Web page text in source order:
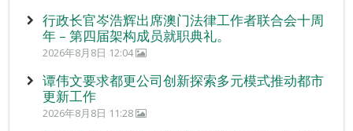
行政长官岑浩辉出席澳门法律工作者联合会十周
年 – 第四届架构成员就职典礼。
2026年8月8日 12:04
谭伟文要求都更公司创新探索多元模式推动都市
更新工作
2026年8月8日 11:28